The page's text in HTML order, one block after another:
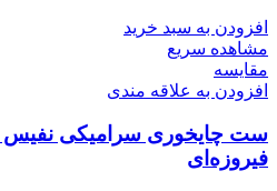
افزودن به سبد خرید
مشاهده سریع
مقایسه
افزودن به علاقه مندی
ست چایخوری سرامیکی نفیس
فیروزه‌ای